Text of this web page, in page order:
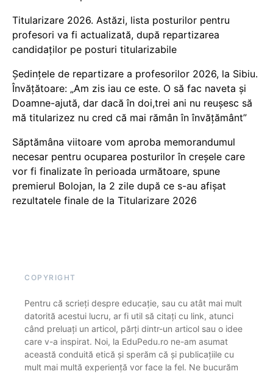
Titularizare 2026. Astăzi, lista posturilor pentru
profesori va fi actualizată, după repartizarea
candidaților pe posturi titularizabile
Ședințele de repartizare a profesorilor 2026, la Sibiu.
Învățătoare: „Am zis iau ce este. O să fac naveta și
Doamne-ajută, dar dacă în doi,trei ani nu reușesc să
mă titularizez nu cred că mai rămân în învățământ”
Săptămâna viitoare vom aproba memorandumul
necesar pentru ocuparea posturilor în creșele care
vor fi finalizate în perioada următoare, spune
premierul Bolojan, la 2 zile după ce s-au afișat
rezultatele finale de la Titularizare 2026
COPYRIGHT
Pentru că scrieți despre educație, sau cu atât mai mult
datorită acestui lucru, ar fi util să citați cu link, atunci
când preluați un articol, părți dintr-un articol sau o idee
care v-a inspirat. Noi, la EduPedu.ro ne-am asumat
această conduită etică și sperăm că și publicațiile cu
mult mai multă experiență vor face la fel. Ne bucurăm